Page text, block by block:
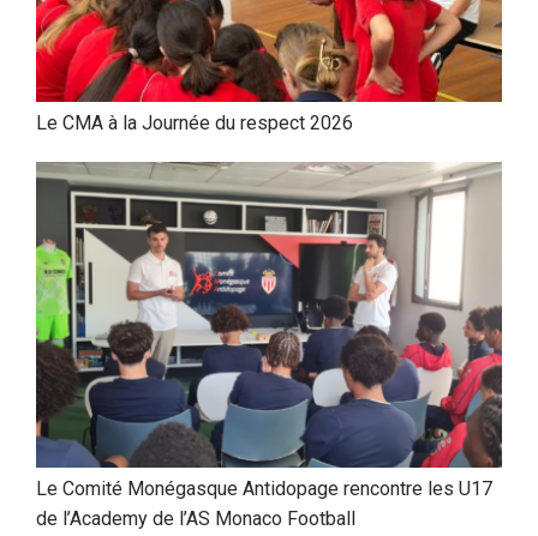
Le CMA à la Journée du respect 2026
Le Comité Monégasque Antidopage rencontre les U17
de l’Academy de l’AS Monaco Football